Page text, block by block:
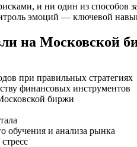
и ни один из способов
эмоций — ключевой
на Московской
при правильных стратегиях
финансовых инструментов
биржи
обучения и анализа рынка